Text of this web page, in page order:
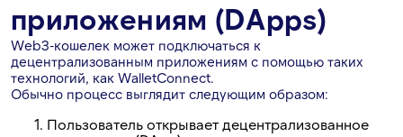
приложениям (DApps)
Web3-кошелек может подключаться к
децентрализованным приложениям с помощью таких
технологий, как WalletConnect.
Обычно процесс выглядит следующим образом:
Пользователь открывает децентрализованное